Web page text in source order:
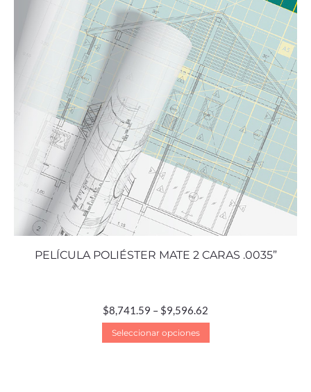
PELÍCULA POLIÉSTER MATE 2 CARAS .0035”
$8,741.59 – $9,596.62
Seleccionar opciones